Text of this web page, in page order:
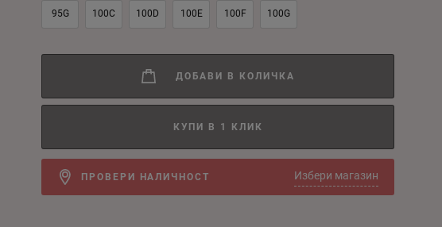
95G 100C 100D 100E 100F 100G
ДОБАВИ В КОЛИЧКА
КУПИ В 1 КЛИК
ПРОВЕРИ НАЛИЧНОСТ Избери магазин